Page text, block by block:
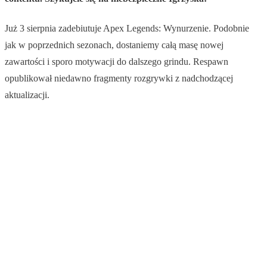
Już 3 sierpnia zadebiutuje Apex Legends: Wynurzenie. Podobnie
jak w poprzednich sezonach, dostaniemy całą masę nowej
zawartości i sporo motywacji do dalszego grindu. Respawn
opublikował niedawno fragmenty rozgrywki z nadchodzącej
aktualizacji.